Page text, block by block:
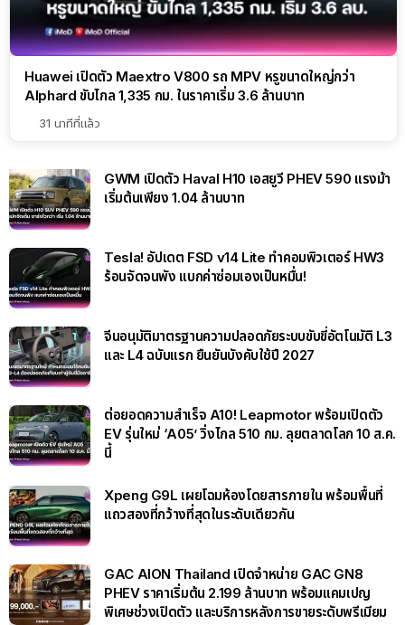
Huawei เปิดตัว Maextro V800 รถ MPV หรูขนาดใหญ่กว่า
Alphard ขับไกล 1,335 กม. ในราคาเริ่ม 3.6 ล้านบาท
31 นาทีที่แล้ว
GWM เปิดตัว Haval H10 เอสยูวี PHEV 590 แรงม้า
เริ่มต้นเพียง 1.04 ล้านบาท
Tesla! อัปเดต FSD v14 Lite ทำคอมพิวเตอร์ HW3
ร้อนจัดจนพัง แบกค่าซ่อมเองเป็นหมื่น!
จีนอนุมัติมาตรฐานความปลอดภัยระบบขับขี่อัตโนมัติ L3
และ L4 ฉบับแรก ยืนยันบังคับใช้ปี 2027
ต่อยอดความสำเร็จ A10! Leapmotor พร้อมเปิดตัว
EV รุ่นใหม่ ‘A05’ วิ่งไกล 510 กม. ลุยตลาดโลก 10 ส.ค.
นี้
Xpeng G9L เผยโฉมห้องโดยสารภายใน พร้อมพื้นที่
แถวสองที่กว้างที่สุดในระดับเดียวกัน
GAC AION Thailand เปิดจำหน่าย GAC GN8
PHEV ราคาเริ่มต้น 2.199 ล้านบาท พร้อมแคมเปญ
พิเศษช่วงเปิดตัว และบริการหลังการขายระดับพรีเมียม